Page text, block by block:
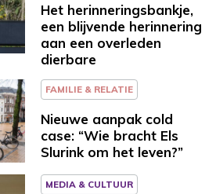
Het herinneringsbankje,
een blijvende herinnering
aan een overleden
dierbare
FAMILIE & RELATIE
Nieuwe aanpak cold
case: “Wie bracht Els
Slurink om het leven?”
MEDIA & CULTUUR